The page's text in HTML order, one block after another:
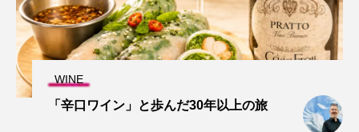
WINE
「辛口ワイン」と歩んだ30年以上の旅